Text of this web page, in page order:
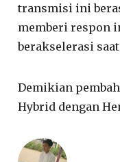
transmisi ini
memberi respon
berakselerasi
Demikian
Hybrid dengan